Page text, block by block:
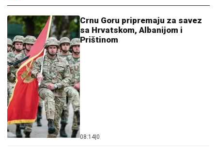
Crnu Goru pripremaju za savez
sa Hrvatskom, Albanijom i
Prištinom
08:14 0